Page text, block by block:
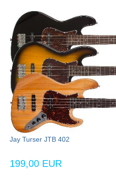
Jay Turser JTB 402
199,00 EUR